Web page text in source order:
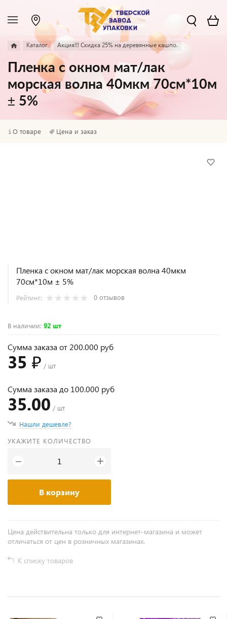
Каталог Акция!!! Скидка 25% на деревянные кашпо.
Пленка с окном мат/лак
морская волна 40мкм 70см*10м
± 5%
О товаре Цена и заказ
Пленка с окном мат/лак морская волна 40мкм
70см*10м ± 5%
Рейтинг: 0 отзывов
В наличии: 92 шт
Сумма заказа от 200.000 руб
35 ₽ / шт
Сумма заказа до 100.000 руб
35.00 / шт
Нашли дешевле?
УКАЖИТЕ КОЛИЧЕСТВО
− +
В корзину
Цена действительна только для интернет-магазина и может
отличаться от цен в розничных магазинах.
К списку товаров